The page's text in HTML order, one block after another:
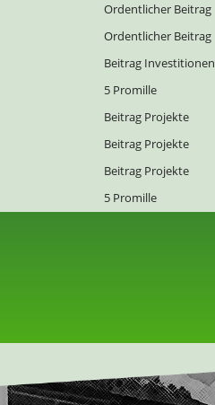
Ordentlicher Beitrag
Ordentlicher Beitrag
Beitrag Investitionen
5 Promille
Beitrag Projekte
Beitrag Projekte
Beitrag Projekte
5 Promille